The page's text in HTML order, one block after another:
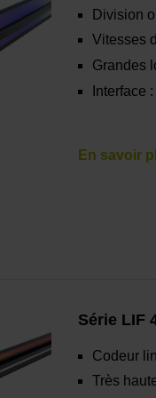
Division
Vitesses
Grandes
Interface
En savoir
Série LIF
Codeur
Très